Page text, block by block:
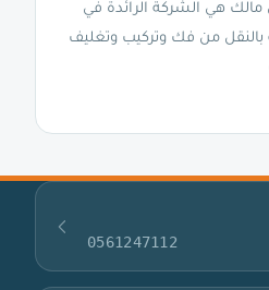
هي الشركة الرائدة في
بالنقل من فك وتركيب وتغليف
0561247112